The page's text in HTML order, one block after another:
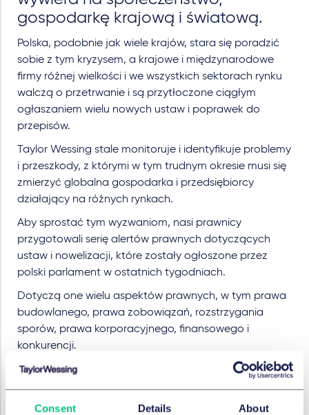
Consent Details About
gospodarkę krajową i światową.
Polska, podobnie jak wiele krajów, stara się poradzić
sobie z tym kryzysem, a krajowe i międzynarodowe
firmy różnej wielkości i we wszystkich sektorach rynku
walczą o przetrwanie i są przytłoczone ciągłym
ogłaszaniem wielu nowych ustaw i poprawek do
przepisów.
Taylor Wessing stale monitoruje i identyfikuje problemy
i przeszkody, z którymi w tym trudnym okresie musi się
zmierzyć globalna gospodarka i przedsiębiorcy
działający na różnych rynkach.
Aby sprostać tym wyzwaniom, nasi prawnicy
przygotowali serię alertów prawnych dotyczących
ustaw i nowelizacji, które zostały ogłoszone przez
polski parlament w ostatnich tygodniach.
Dotyczą one wielu aspektów prawnych, w tym prawa
budowlanego, prawa zobowiązań, rozstrzygania
sporów, prawa korporacyjnego, finansowego i
konkurencji.
Jesteśmy przekonani, że poniższy biuletyn będzie
przepisów prawnych dotyczących COVID-19.